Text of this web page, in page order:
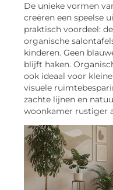
De unieke vormen
creëren een speelse
praktisch voordeel:
organische
kinderen. Geen
blijft haken.
ook ideaal voor
visuele
zachte lijnen en
woonkamer rustiger